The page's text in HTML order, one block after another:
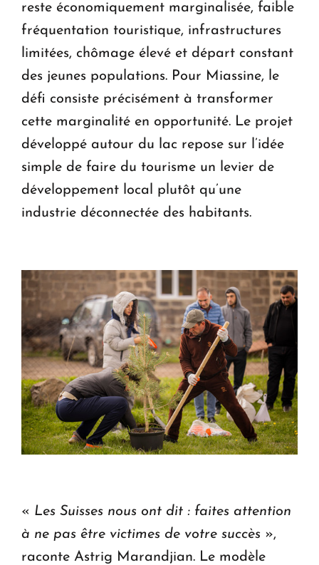
reste économiquement marginalisée, faible
fréquentation touristique, infrastructures
limitées, chômage élevé et départ constant
des jeunes populations. Pour Miassine, le
défi consiste précisément à transformer
cette marginalité en opportunité. Le projet
développé autour du lac repose sur l’idée
simple de faire du tourisme un levier de
développement local plutôt qu’une
industrie déconnectée des habitants.
« Les Suisses nous ont dit : faites attention
à ne pas être victimes de votre succès »,
raconte Astrig Marandjian. Le modèle